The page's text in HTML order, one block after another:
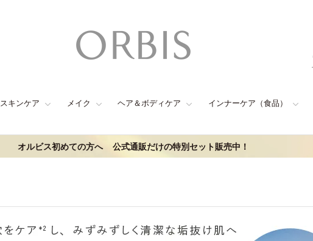
スキンケア メイク ヘア＆ボディケア インナーケア（食品）
オルビス初めての方へ 公式通販だけの特別セット販売中！